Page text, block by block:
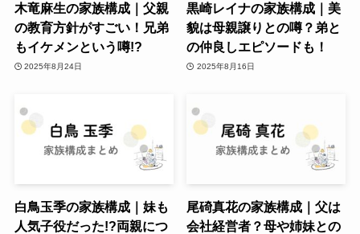
木竜麻生の家族構成｜父親
の教育方針がすごい！兄弟
もイケメンという噂!?
2025年8月24日
黒崎レイナの家族構成｜美
貌は母親譲りとの噂？弟と
の仲良しエピソードも！
2025年8月16日
白鳥玉季の家族構成｜妹も
人気子役だった!?両親につ
尾碕真花の家族構成｜父は
会社経営者？母や姉妹との